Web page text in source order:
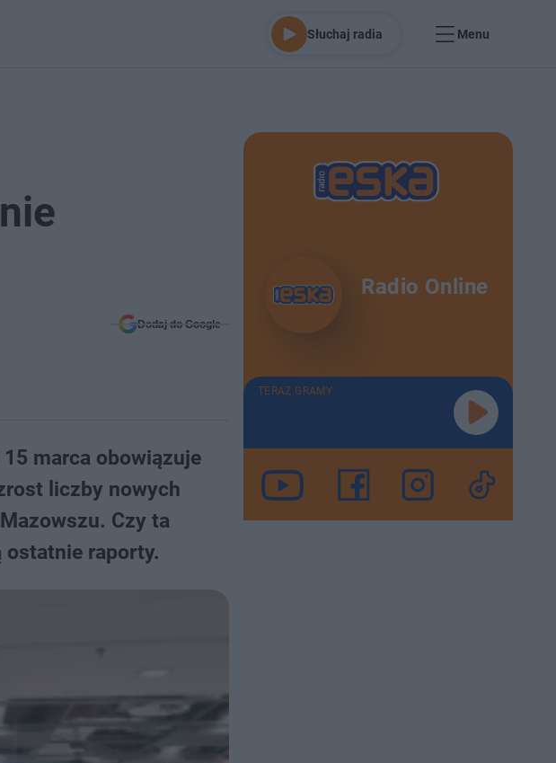
Słuchaj radia Menu
Dodaj do Google
marca obowiązuje
liczby nowych
Czy ta
ostatnie raporty.
Radio Online
TERAZ GRAMY